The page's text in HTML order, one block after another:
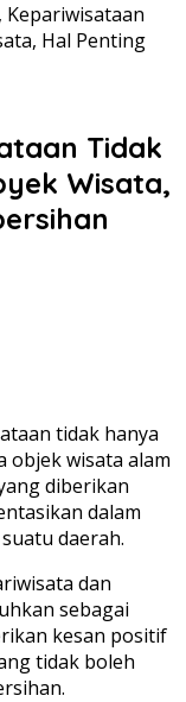
Hal Penting
Tidak
Wisata,
tidak hanya
objek wisata alam
diberikan
dalam
daerah.
dan
sebagai
kesan positif
tidak boleh